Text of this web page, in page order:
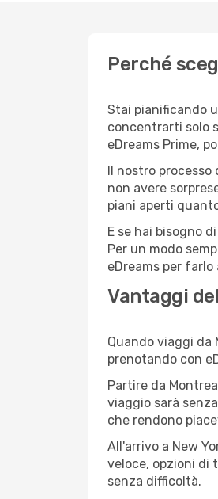
Perché
Stai pianificando
concentrarti solo
eDreams Prime,
Il nostro
non avere
piani aperti
E se hai bisogno
Per un modo
eDreams per farlo
Vantaggi
Quando viaggi da
prenotando con
Partire da
viaggio sarà
che rendono
All'arrivo a New
veloce, opzioni di
senza difficoltà.